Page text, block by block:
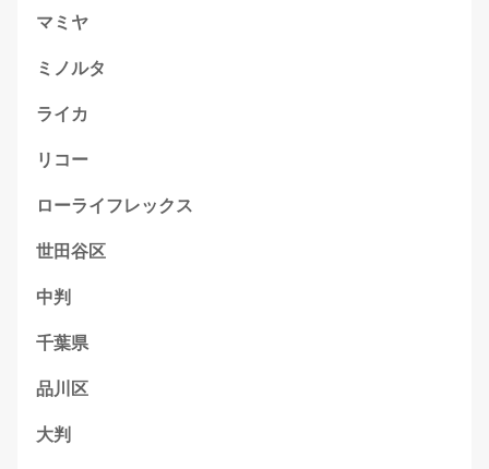
マミヤ
ミノルタ
ライカ
リコー
ローライフレックス
世田谷区
中判
千葉県
品川区
大判